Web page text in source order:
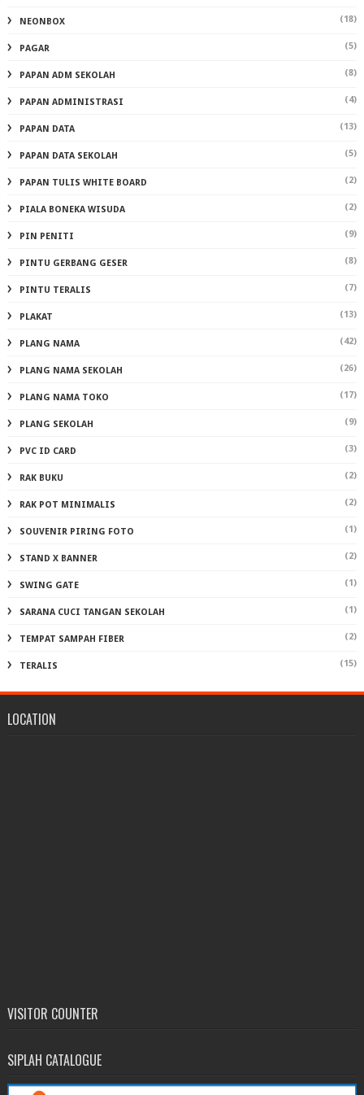
NEONBOX (18)
PAGAR (5)
PAPAN ADM SEKOLAH (8)
PAPAN ADMINISTRASI (4)
PAPAN DATA (13)
PAPAN DATA SEKOLAH (5)
PAPAN TULIS WHITE BOARD (2)
PIALA BONEKA WISUDA (2)
PIN PENITI (9)
PINTU GERBANG GESER (8)
PINTU TERALIS (7)
PLAKAT (13)
PLANG NAMA (42)
PLANG NAMA SEKOLAH (26)
PLANG NAMA TOKO (17)
PLANG SEKOLAH (9)
PVC ID CARD (3)
RAK BUKU (2)
RAK POT MINIMALIS (2)
SOUVENIR PIRING FOTO (1)
STAND X BANNER (2)
SWING GATE (1)
SARANA CUCI TANGAN SEKOLAH (1)
TEMPAT SAMPAH FIBER (2)
TERALIS (15)
LOCATION
VISITOR COUNTER
SIPLAH CATALOGUE